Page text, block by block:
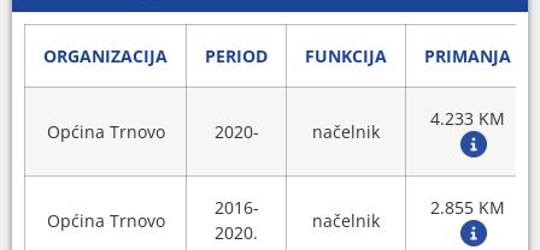
ORGANIZACIJA PERIOD FUNKCIJA PRIMANJA
Općina Trnovo 2020- načelnik
4.233 KM
Općina Trnovo
2016-
2020.
načelnik
2.855 KM